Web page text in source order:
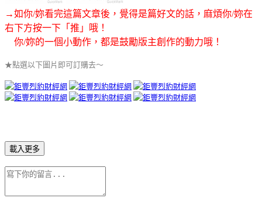
→如你/妳看完這篇文章後，覺得是篇好文的話，麻煩你/妳在
右下方按一下「推」哦！
你/妳的一個小動作，都是鼓勵版主創作的動力哦！
★點選以下圖片即可訂購去～
載入更多